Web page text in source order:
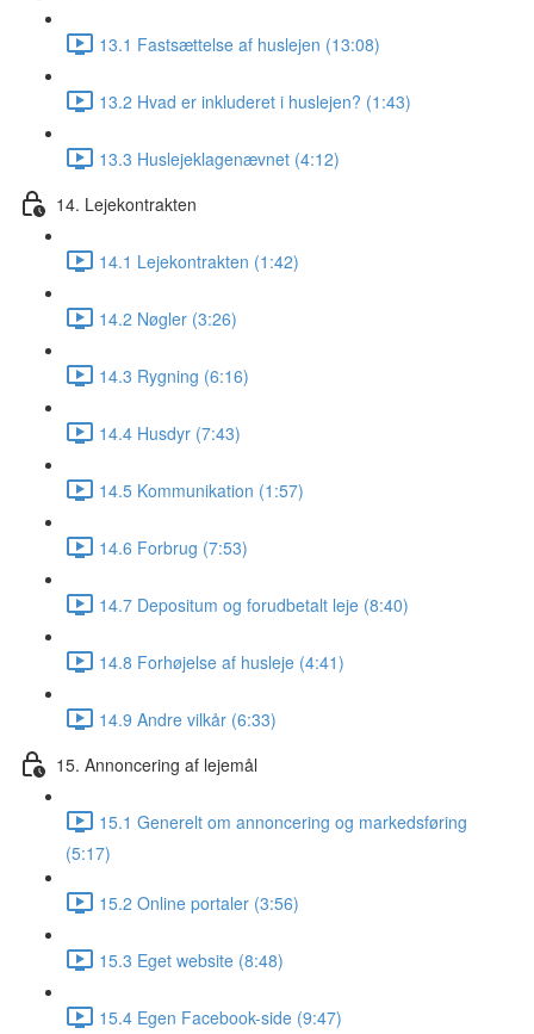
13.1 Fastsættelse af huslejen (13:08)
13.2 Hvad er inkluderet i huslejen? (1:43)
13.3 Huslejeklagenævnet (4:12)
14. Lejekontrakten
14.1 Lejekontrakten (1:42)
14.2 Nøgler (3:26)
14.3 Rygning (6:16)
14.4 Husdyr (7:43)
14.5 Kommunikation (1:57)
14.6 Forbrug (7:53)
14.7 Depositum og forudbetalt leje (8:40)
14.8 Forhøjelse af husleje (4:41)
14.9 Andre vilkår (6:33)
15. Annoncering af lejemål
15.1 Generelt om annoncering og markedsføring
(5:17)
15.2 Online portaler (3:56)
15.3 Eget website (8:48)
15.4 Egen Facebook-side (9:47)